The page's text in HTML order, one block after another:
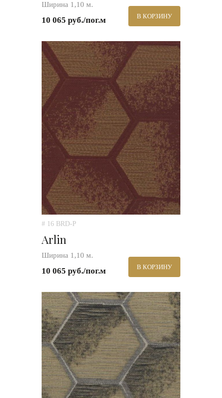
Ширина 1,10 м.
10 065 руб./пог.м В КОРЗИНУ
# 16 BRD-P
Arlin
Ширина 1,10 м.
10 065 руб./пог.м В КОРЗИНУ